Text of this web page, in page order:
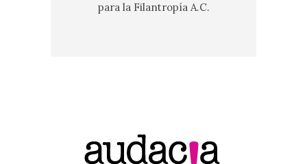
para la Filantropía A.C.